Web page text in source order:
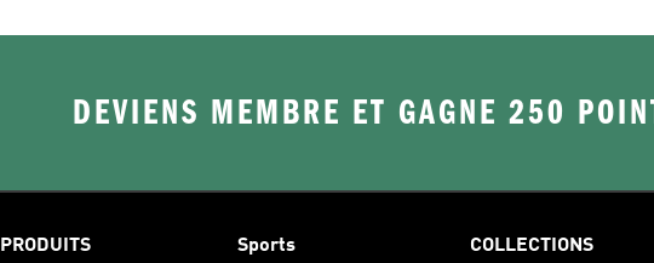
DEVIENS MEMBRE ET GAGNE 250
PRODUITS Sports COLLECTIONS